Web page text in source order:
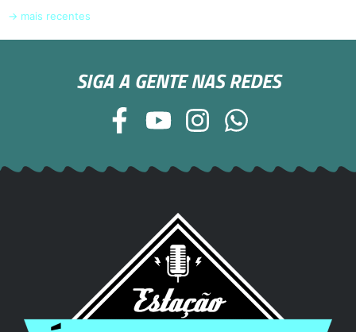
→ mais recentes
SIGA A GENTE NAS REDES